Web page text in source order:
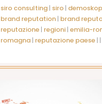
siro consulting | siro |
brand reputation | brand
reputazione | regioni | emilia-
romagna | reputazione paese | |